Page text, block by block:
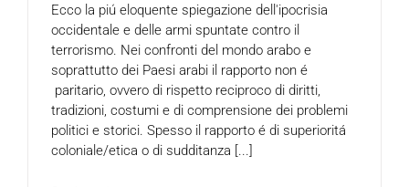
Ecco la piú eloquente spiegazione dell'ipocrisia
occidentale e delle armi spuntate contro il
terrorismo. Nei confronti del mondo arabo e
soprattutto dei Paesi arabi il rapporto non é
paritario, ovvero di rispetto reciproco di diritti,
tradizioni, costumi e di comprensione dei problemi
politici e storici. Spesso il rapporto é di superioritá
coloniale/etica o di sudditanza [...]